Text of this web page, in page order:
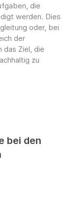
die
werden. Dies
oder, bei
der
das Ziel, die
zu
bei den